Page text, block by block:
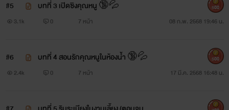
#5 บทที่ 3 เปิดซิงคุณหนู 🔞💦
3.1k 0 7 หน้า 08 ก.พ. 2568 19:46 น.
500
#6 บทที่ 4 สอนรักคุณหนูในห้องน้ำ 🔞💦
2.4k 0 7 หน้า 17 มี.ค. 2568 16:48 น.
500